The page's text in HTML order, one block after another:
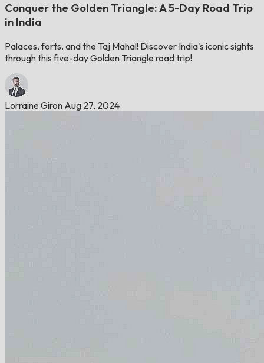
Conquer the Golden Triangle: A 5-Day Road Trip
in India
Palaces, forts, and the Taj Mahal! Discover India's iconic sights
through this five-day Golden Triangle road trip!
Lorraine Giron Aug 27, 2024